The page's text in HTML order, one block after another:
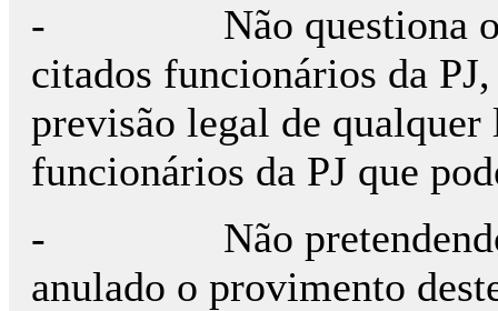
- Não questiona o
citados funcionários da
previsão legal de
funcionários da PJ que
- Não pretendendo
anulado o provimento